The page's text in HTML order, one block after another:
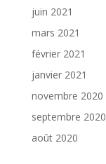
juin 2021
mars 2021
février 2021
janvier 2021
novembre 2020
septembre 2020
août 2020